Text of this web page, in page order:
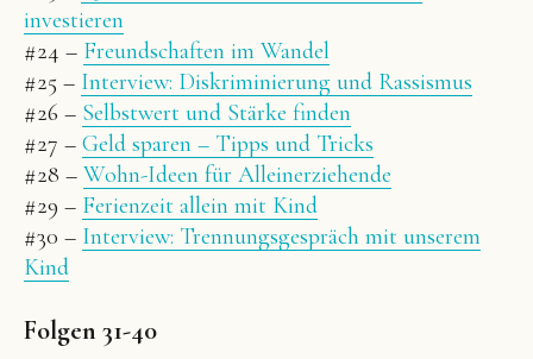
investieren
#24 – Freundschaften im Wandel
#25 – Interview: Diskriminierung und Rassismus
#26 – Selbstwert und Stärke finden
#27 – Geld sparen – Tipps und Tricks
#28 – Wohn-Ideen für Alleinerziehende
#29 – Ferienzeit allein mit Kind
#30 – Interview: Trennungsgespräch mit unserem
Kind
Folgen 31-40